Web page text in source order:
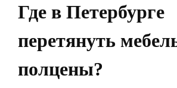
Где в Петербурге
перетянуть
полцены?